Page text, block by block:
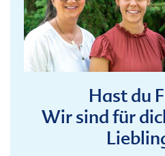
Hast du
Wir sind für